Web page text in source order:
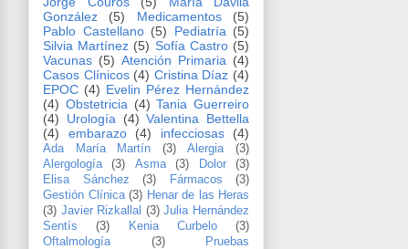
González
(5) Medicamentos
(5)
Pablo Castellano (5) Pediatría (5)
Silvia Martínez (5) Sofía Castro (5)
Vacunas (5) Atención Primaria (4)
Casos Clínicos (4) Cristina Díaz (4)
EPOC (4) Evelin Pérez Hernández
(4) Obstetricia (4) Tania Guerreiro
(4)
Urología (4) Valentina Bettella
(4)
embarazo (4) infecciosas (4)
Ada María Martín (3) Alergia
(3)
Alergología
(3) Asma (3) Dolor
(3)
Elisa Sánchez
(3) Fármacos
(3)
Gestión Clínica (3) Henar de las Heras
(3) Javier Rizkallal (3) Julia Hernández
Sentís
(3) Kenia Curbelo
(3)
Oftalmología
(3)
Pruebas